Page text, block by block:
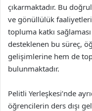
çıkarmaktadır. Bu
ve gönüllülük
topluma katkı
desteklenen bu süreç,
gelişimlerine hem de
bulunmaktadır.
Pelitli Yerleşkesi’nde
öğrencilerin ders dışı